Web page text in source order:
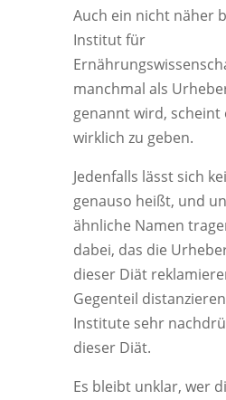
Auch ein nicht näher
Institut für
manchmal als
genannt wird, scheint
wirklich zu geben.
Jedenfalls lässt sich
genauso heißt, und
ähnliche Namen
dabei, das die
dieser Diät
Gegenteil
Institute sehr
dieser Diät.
Es bleibt unklar, wer